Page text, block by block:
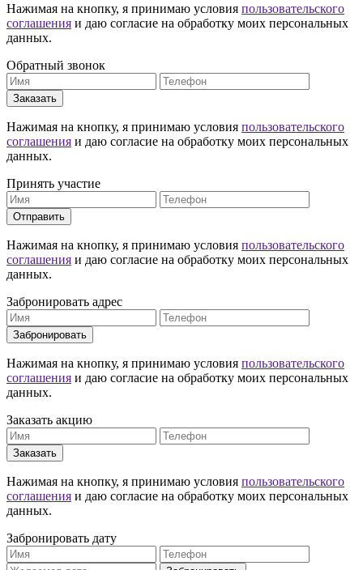
Нажимая на кнопку, я принимаю условия пользовательского
соглашения и даю согласие на обработку моих персональных
данных.
Обратный звонок
Заказать
Нажимая на кнопку, я принимаю условия пользовательского
соглашения и даю согласие на обработку моих персональных
данных.
Принять участие
Отправить
Нажимая на кнопку, я принимаю условия пользовательского
соглашения и даю согласие на обработку моих персональных
данных.
Забронировать адрес
Забронировать
Нажимая на кнопку, я принимаю условия пользовательского
соглашения и даю согласие на обработку моих персональных
данных.
Заказать акцию
Заказать
Нажимая на кнопку, я принимаю условия пользовательского
соглашения и даю согласие на обработку моих персональных
данных.
Забронировать дату